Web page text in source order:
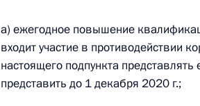
Федеральный закон от
О внесении изменений в статью 12
недвижимости»
а) ежегодное повышение
входит участие в противодействии
настоящего подпункта
представить до 1 декабря 2020 г.;